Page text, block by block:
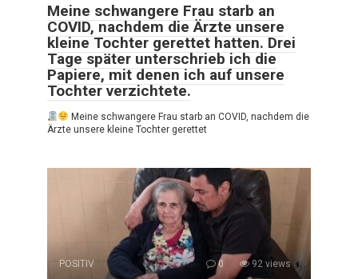
Meine schwangere Frau starb an
COVID, nachdem die Ärzte unsere
kleine Tochter gerettet hatten. Drei
Tage später unterschrieb ich die
Papiere, mit denen ich auf unsere
Tochter verzichtete.
Meine schwangere Frau starb an COVID, nachdem die
Ärzte unsere kleine Tochter gerettet
POSITIV 0 92 views